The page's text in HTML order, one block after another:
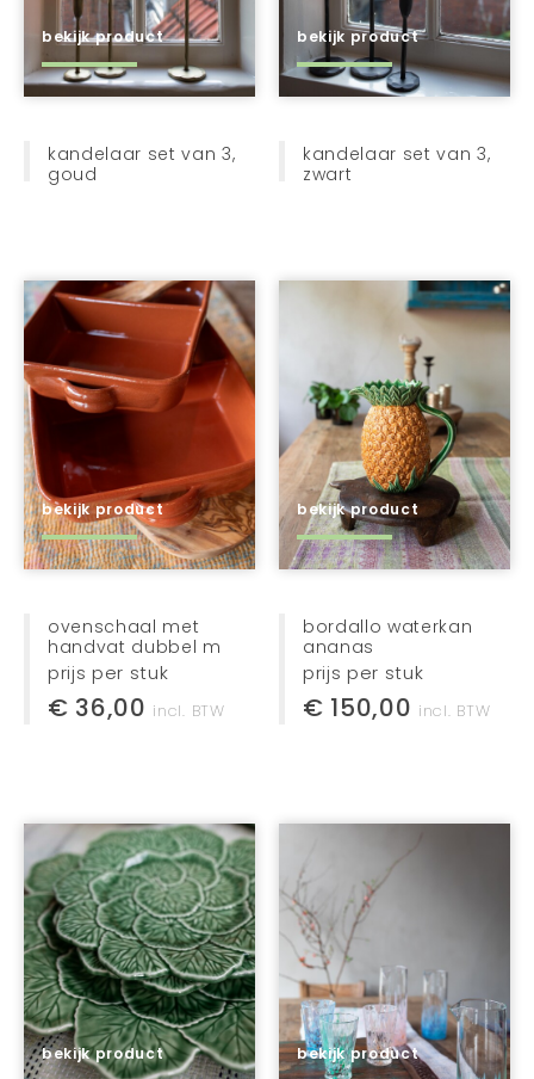
tassen + manden
kids
schrijfgerei
bekijk product
kandelaar set van 3,
goud
bekijk product
kandelaar set van 3,
zwart
bekijk product
ovenschaal met
handvat dubbel m
prijs per stuk
€ 36,00 incl. BTW
bekijk product
bordallo waterkan
ananas
prijs per stuk
€ 150,00 incl. BTW
bekijk product bekijk product